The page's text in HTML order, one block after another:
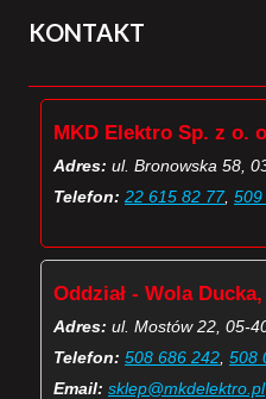
KONTAKT
MKD Elektro Sp. z o.
Adres: ul. Bronowska 58,
Telefon: 22 615 82 77, 509
Oddział - Wola Ducka,
Adres: ul. Mostów 22, 05-
Telefon: 508 686 242 508
Email: sklep@mkdelektro.pl